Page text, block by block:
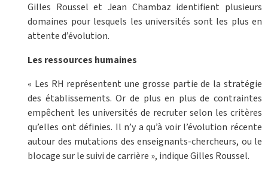
Gilles Roussel et Jean Chambaz identifient plusieurs
domaines pour lesquels les universités sont les plus en
attente d’évolution.
Les ressources humaines
« Les RH représentent une grosse partie de la stratégie
des établissements. Or de plus en plus de contraintes
empêchent les universités de recruter selon les critères
qu’elles ont définies. Il n’y a qu’à voir l’évolution récente
autour des mutations des enseignants-chercheurs, ou le
blocage sur le suivi de carrière », indique Gilles Roussel.